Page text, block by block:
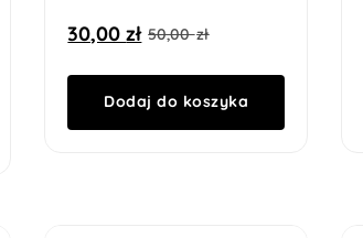
50,00zł
30,00zł
Dodaj do koszyka